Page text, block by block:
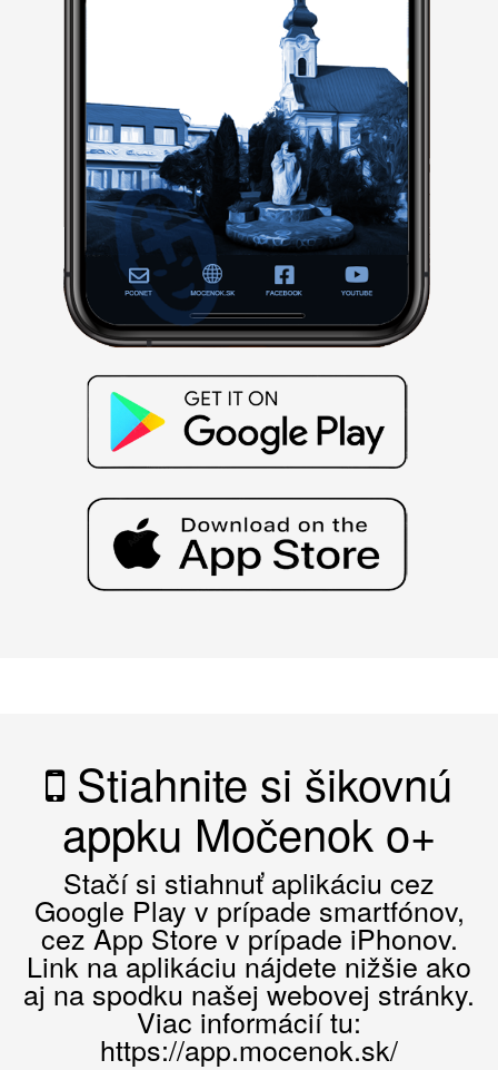
Stiahnite si šikovnú
appku Močenok o+
Stačí si stiahnuť aplikáciu cez
Google Play v prípade smartfónov,
cez App Store v prípade iPhonov.
Link na aplikáciu nájdete nižšie ako
aj na spodku našej webovej stránky.
Viac informácií tu:
https://app.mocenok.sk/